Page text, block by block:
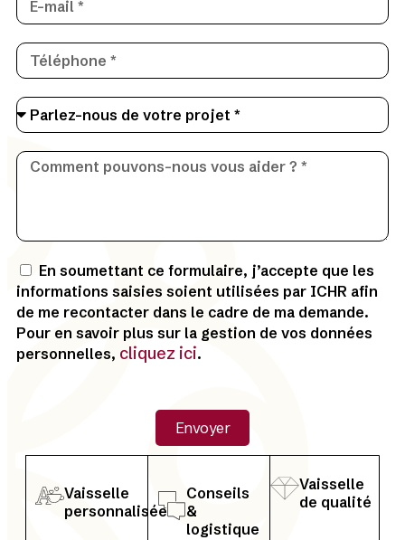
En soumettant ce formulaire, j’accepte que les
informations saisies soient utilisées par ICHR afin
de me recontacter dans le cadre de ma demande.
Pour en savoir plus sur la gestion de vos données
personnelles, cliquez ici.
Envoyer
Vaisselle
personnalisée
Conseils
&
logistique
Vaisselle
de qualité